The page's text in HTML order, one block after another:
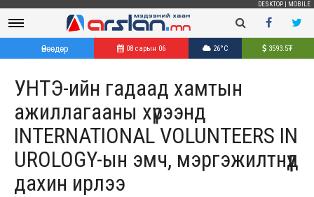
DESKTOP MOBILE
Өнөөдөр 08 сарын 06 26°C 3593.5₮
УНТЭ-ийн гадаад хамтын
ажиллагааны хүрээнд
INTERNATIONAL VOLUNTEERS IN
UROLOGY-ын эмч, мэргэжилтнүүд
дахин ирлээ